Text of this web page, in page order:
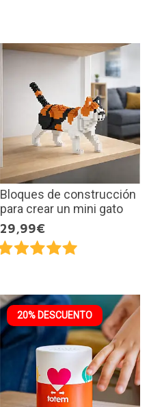
Bloques de construcción
para crear un mini gato
29,99€
20% DESCUENTO